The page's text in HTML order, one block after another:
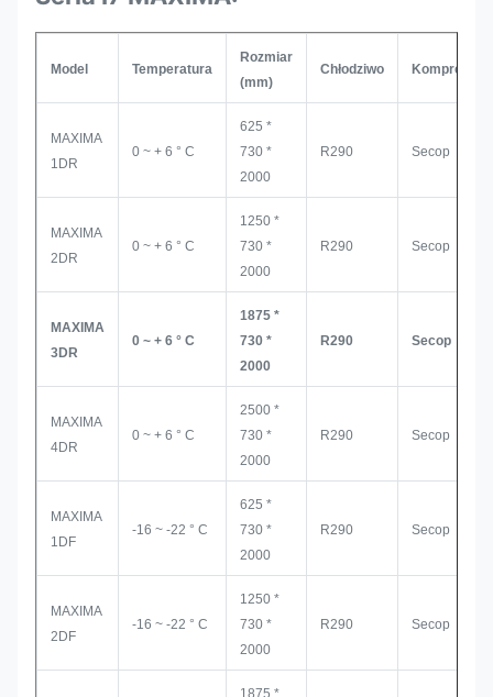
Model Temperatura
Rozmiar
(mm)
Chłodziwo Kompresor
MAXIMA
1DR
0 ~ + 6 ° C
625 *
730 *
2000
R290 Secop
MAXIMA
2DR
0 ~ + 6 ° C
1250 *
730 *
2000
R290 Secop
MAXIMA
3DR
0 ~ + 6 ° C
1875 *
730 *
2000
R290 Secop
MAXIMA
4DR
0 ~ + 6 ° C
2500 *
730 *
2000
R290 Secop
MAXIMA
1DF
-16 ~ -22 ° C
625 *
730 *
2000
R290 Secop
MAXIMA
2DF
-16 ~ -22 ° C
1250 *
730 *
2000
R290 Secop
1875 *